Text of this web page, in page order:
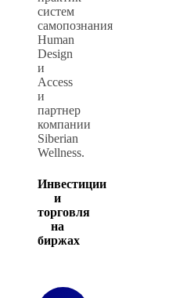
систем
самопознания
Human
Design
и
Access
и
партнер
компании
Siberian
Wellness.
Инвестиции
и
торговля
на
биржах